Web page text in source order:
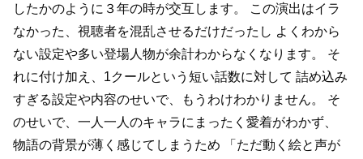
したかのように３年の時が交互します。
この演出はイラ
なかった、視聴者を混乱させるだけだったし よくわから
ない設定や多い登場人物が余計わからなくなります。
そ
れに付け加え、1クールという短い話数に対して 詰め込み
すぎる設定や内容のせいで、もうわけわかりません。
そ
のせいで、一人一人のキャラにまったく愛着がわかず、
物語の背景が薄く感じてしまうため 「ただ動く絵と声が